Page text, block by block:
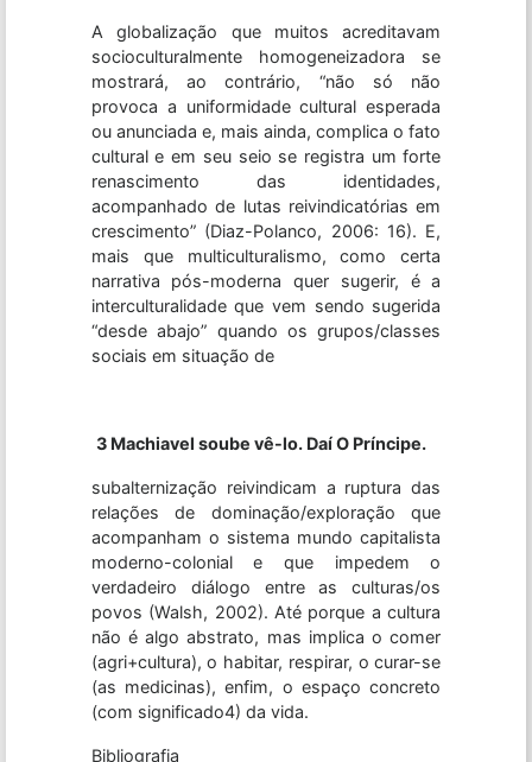
A globalização que muitos acreditavam
socioculturalmente homogeneizadora se
mostrará, ao contrário, “não só não
provoca a uniformidade cultural esperada
ou anunciada e, mais ainda, complica o fato
cultural e em seu seio se registra um forte
renascimento das identidades,
acompanhado de lutas reivindicatórias em
crescimento” (Diaz-Polanco, 2006: 16). E,
mais que multiculturalismo, como certa
narrativa pós-moderna quer sugerir, é a
interculturalidade que vem sendo sugerida
“desde abajo” quando os grupos/classes
sociais em situação de
3 Machiavel soube vê-lo. Daí O Príncipe.
subalternização reivindicam a ruptura das
relações de dominação/exploração que
acompanham o sistema mundo capitalista
moderno-colonial e que impedem o
verdadeiro diálogo entre as culturas/os
povos (Walsh, 2002). Até porque a cultura
não é algo abstrato, mas implica o comer
(agri+cultura), o habitar, respirar, o curar-se
(as medicinas), enfim, o espaço concreto
(com significado4) da vida.
Bibliografia